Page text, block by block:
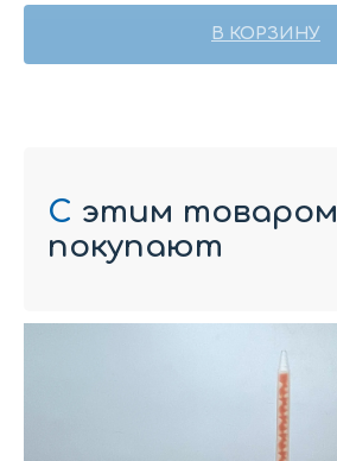
В КОРЗИНУ
С этим товаром
покупают